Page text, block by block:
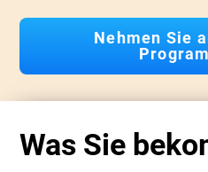
Nehmen Sie
Was Sie